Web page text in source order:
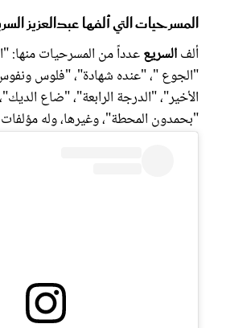
المسرحيات التي ألفها عبدالعزيز
ألفالسريععدداً من المسرحيات منها:
"الجوع "، "عنده شهادة"، "فلوس
الأخير"، "الدرجة الرابعة"، "ضاع
"بحمدون المحطة"، وغيرها، وله